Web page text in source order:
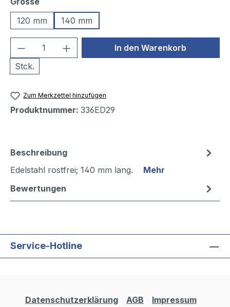
120 mm
140 mm
Produkt Anzahl: Gib den
Stck.
In den Warenkorb
Zum Merkzettel hinzufügen
Produktnummer: 336ED29
Beschreibung
Edelstahl rostfrei; 140 mm lang. Mehr
Bewertungen
Service-Hotline
Datenschutzerklärung AGB
Impressum